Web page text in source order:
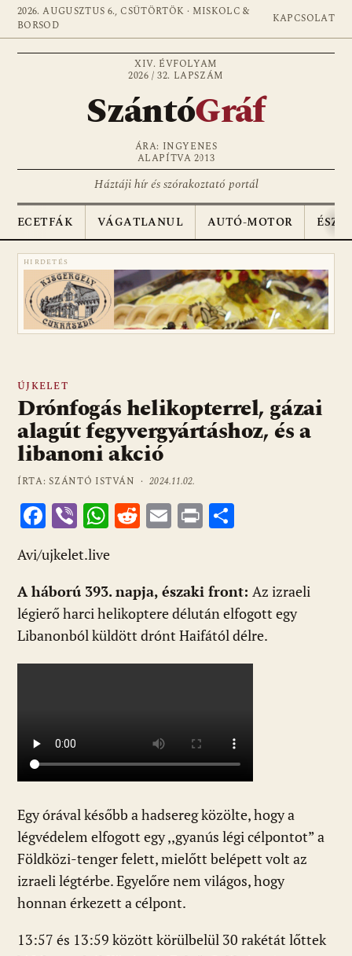
2026. AUGUSZTUS 6., CSÜTÖRTÖK · MISKOLC &
BORSOD
KAPCSOLAT
XIV. ÉVFOLYAM
2026 / 32. LAPSZÁM
SzántóGráf
ÁRA: INGYENES
ALAPÍTVA 2013
Háztáji hír és szórakoztató portál
ECETFÁK VÁGATLANUL AUTÓ-MOTOR
HIRDETÉS
ÚJKELET
Drónfogás helikopterrel, gázai
alagút fegyvergyártáshoz, és a
libanoni akció
ÍRTA: SZÁNTÓ ISTVÁN ·2024.11.02.
F
ac
e
b
o
o
k
Vi
b
er
W
at
s
A
p
p
R
di
t
E
l
Pr
m
e
g
Avi/ujkelet.live
A háború 393. napja, északi front: Az izraeli
légierő harci helikoptere délután elfogott egy
Libanonból küldött drónt Haifától délre.
Egy órával később a hadsereg közölte, hogy a
légvédelem elfogott egy ,,gyanús légi célpontot” a
Földközi-tenger felett, mielőtt belépett volt az
izraeli légtérbe. Egyelőre nem világos, hogy
honnan érkezett a célpont.
13:57 és 13:59 között körülbelül 30 rakétát lőttek